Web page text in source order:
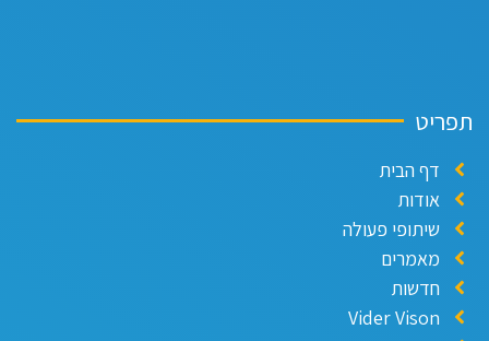
תפריט
דף הבית
אודות
שיתופי פעולה
מאמרים
חדשות
Vider Vison